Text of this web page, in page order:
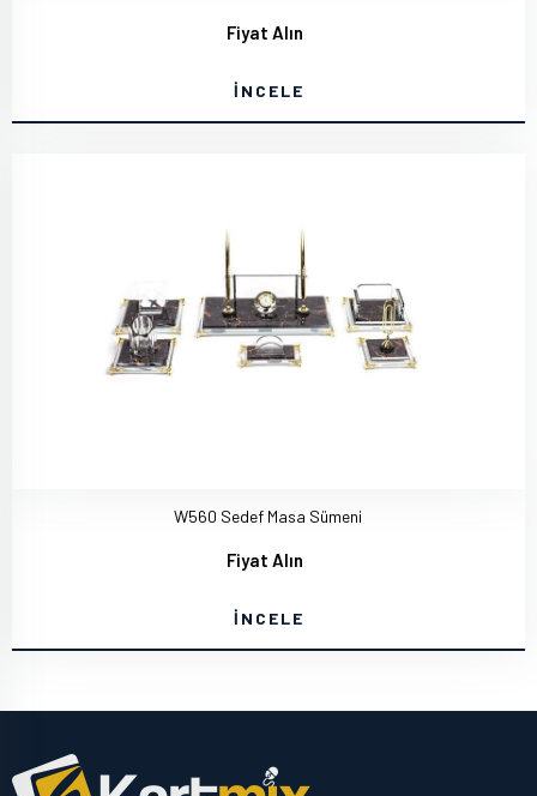
Fiyat Alın
İNCELE
W560 Sedef Masa Sümeni
Fiyat Alın
İNCELE